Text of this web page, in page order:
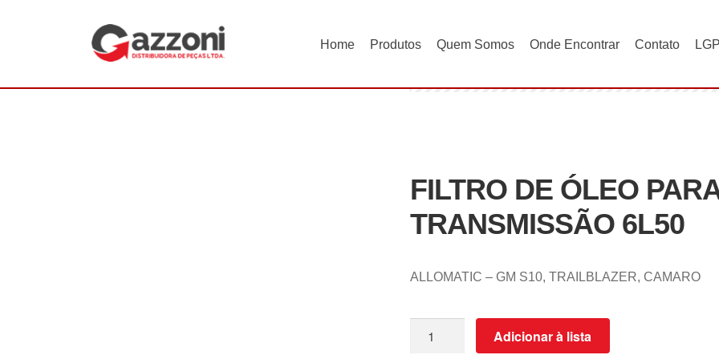
Home Produtos Quem Somos Onde Encontrar Contato
FILTRO DE ÓLEO
TRANSMISSÃO 6L50
ALLOMATIC – GM S10, TRAILBLAZER, CAMARO
Adicionar à lista